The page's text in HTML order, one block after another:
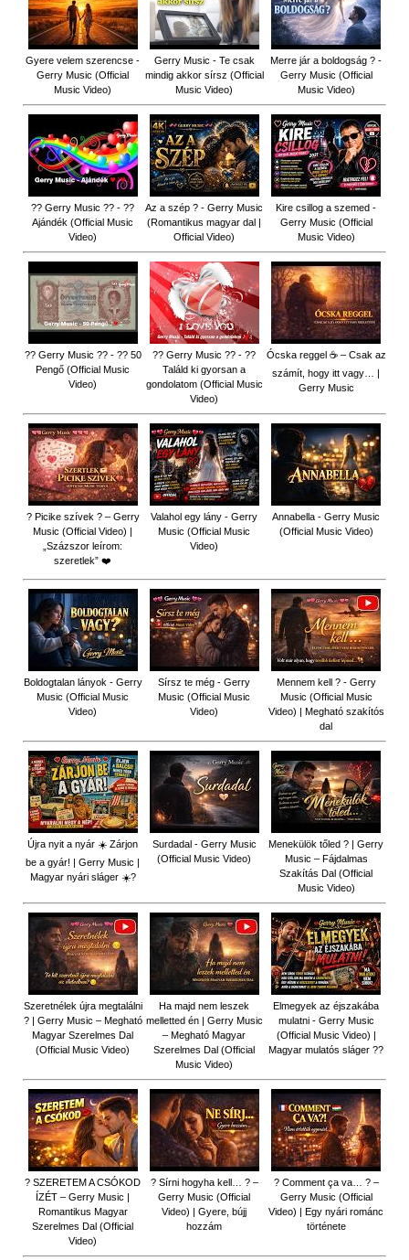
Gyere velem szerencse -
Gerry Music (Official
Music Video)
Gerry Music - Te csak
mindig akkor sírsz (Official
Music Video)
Merre jár a boldogság ? -
Gerry Music (Official
Music Video)
?? Gerry Music ?? - ??
Ajándék (Official Music
Video)
Az a szép ? - Gerry Music
(Romantikus magyar dal |
Official Video)
Kire csillog a szemed -
Gerry Music (Official
Music Video)
?? Gerry Music ?? - ?? 50
Pengő (Official Music
Video)
?? Gerry Music ?? - ??
Találd ki gyorsan a
gondolatom (Official Music
Video)
Ócska reggel ☕ – Csak az
számít, hogy itt vagy… |
Gerry Music
? Picike szívek ? – Gerry
Music (Official Video) |
„Százszor leírom:
szeretlek” ❤️
Valahol egy lány - Gerry
Music (Official Music
Video)
Annabella - Gerry Music
(Official Music Video)
Boldogtalan lányok - Gerry
Music (Official Music
Video)
Sírsz te még - Gerry
Music (Official Music
Video)
Mennem kell ? - Gerry
Music (Official Music
Video) | Megható szakítós
dal
Újra nyit a nyár ☀️ Zárjon
be a gyár! | Gerry Music |
Magyar nyári sláger ☀️?
Surdadal - Gerry Music
(Official Music Video)
Menekülök tőled ? | Gerry
Music – Fájdalmas
Szakítás Dal (Official
Music Video)
Szeretnélek újra megtalálni
? | Gerry Music – Megható
Magyar Szerelmes Dal
(Official Music Video)
Ha majd nem leszek
melletted én | Gerry Music
– Megható Magyar
Szerelmes Dal (Official
Music Video)
Elmegyek az éjszakába
mulatni - Gerry Music
(Official Music Video) |
Magyar mulatós sláger ??
? SZERETEM A CSÓKOD
ÍZÉT – Gerry Music |
Romantikus Magyar
Szerelmes Dal (Official
Video)
? Sírni hogyha kell… ? –
Gerry Music (Official
Video) | Gyere, bújj
hozzám
? Comment ça va… ? –
Gerry Music (Official
Video) | Egy nyári románc
története